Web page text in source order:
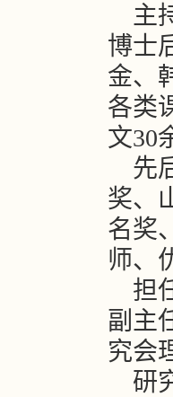
主
博士
金、
各类
文30
先
奖、
名奖
师、
担
副主
究会
研